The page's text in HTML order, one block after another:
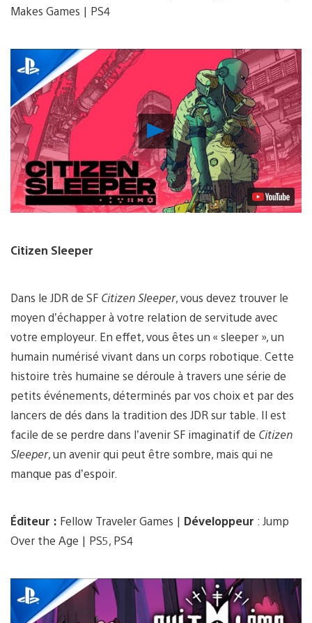
Makes Games | PS4
Lancer
la
vidéo
Citizen Sleeper
Dans le JDR de SF Citizen Sleeper, vous devez trouver le
moyen d’échapper à votre relation de servitude avec
votre employeur. En effet, vous êtes un « sleeper », un
humain numérisé vivant dans un corps robotique. Cette
histoire très humaine se déroule à travers une série de
petits événements, déterminés par vos choix et par des
lancers de dés dans la tradition des JDR sur table. Il est
facile de se perdre dans l’avenir SF imaginatif de Citizen
Sleeper, un avenir qui peut être sombre, mais qui ne
manque pas d’espoir.
Éditeur : Fellow Traveler Games | Développeur : Jump
Over the Age | PS5, PS4